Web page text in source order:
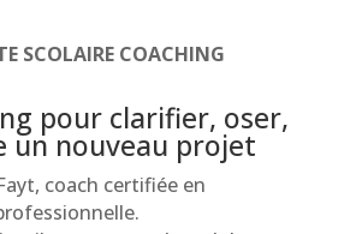
SCOLAIRE COACHING
pour clarifier, oser,
un nouveau projet
coach certifiée en